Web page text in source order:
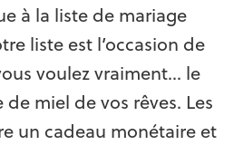
à la liste de mariage
liste est l’occasion de
voulez vraiment… le
miel de vos rêves. Les
un cadeau monétaire et